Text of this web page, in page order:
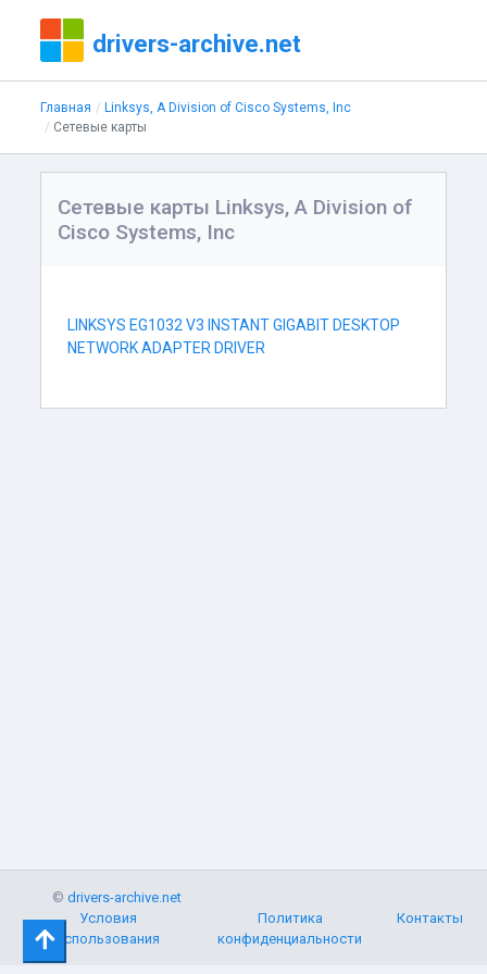
drivers-archive.net
Главная
Linksys, A Division of Cisco Systems, Inc
Сетевые карты
Сетевые карты Linksys, A Division of
Cisco Systems, Inc
LINKSYS EG1032 V3 INSTANT GIGABIT DESKTOP
NETWORK ADAPTER DRIVER
©drivers-archive.net
Условия
использования
Политика
конфиденциальности
Контакты